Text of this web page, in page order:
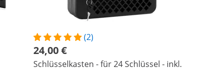
(2)
24,00 €
Schlüsselkasten - für 24 Schlüssel - inkl.